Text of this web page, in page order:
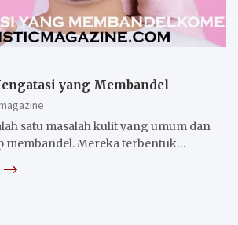
yang Membandel
satu masalah kulit yang umum dan
membandel. Mereka terbentuk…